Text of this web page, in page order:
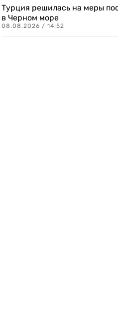
Турция решилась на меры
в Черном море
08.08.2026 / 14:52